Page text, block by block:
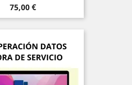
Precio
75,00 €